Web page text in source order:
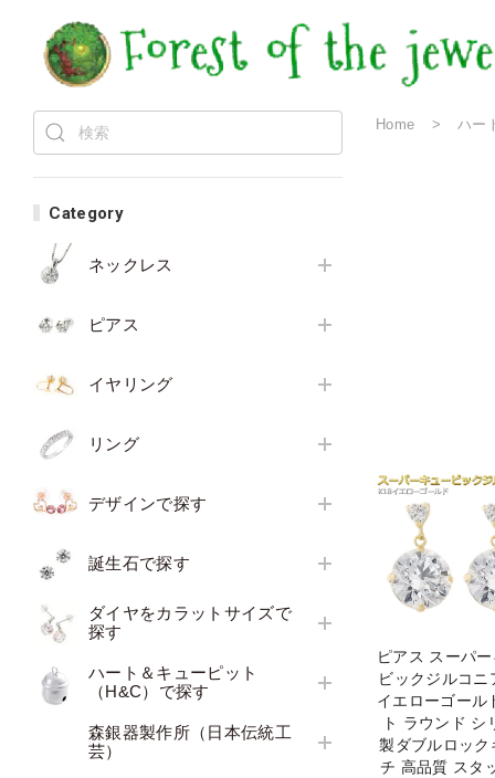
Category
ネックレス
ピアス
イヤリング
リング
デザインで探す
誕生石で探す
ダイヤをカラットサイズで
探す
ハート＆キューピット
（H&C）で探す
森銀器製作所（日本伝統工
芸）
Home ハー
ピアス スーパ
ビックジルコニ
イエローゴール
ト ラウンド シ
製ダブルロック
チ 高品質 スタ